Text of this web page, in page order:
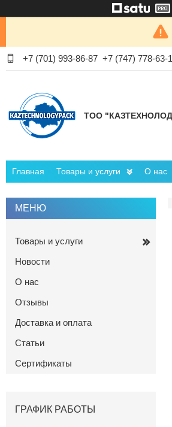
+7 (701) 993-86-87 +7 (747) 778-63-
ТОО
Главная Товары и услуги О нас
Товары и услуги
Новости
О нас
Отзывы
Доставка и оплата
Статьи
Сертификаты
ГРАФИК РАБОТЫ